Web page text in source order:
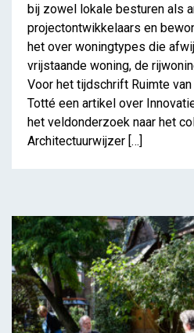
bij zowel lokale besturen als
projectontwikkelaars en
het over woningtypes die
vrijstaande woning, de
Voor het tijdschrift Ruimte
Totté een artikel over
het veldonderzoek naar het
Architectuurwijzer […]